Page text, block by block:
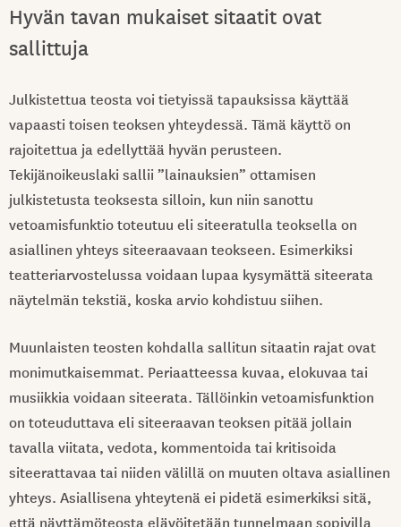
Hyvän tavan mukaiset sitaatit ovat
sallittuja
Julkistettua teosta voi tietyissä tapauksissa käyttää
vapaasti toisen teoksen yhteydessä. Tämä käyttö on
rajoitettua ja edellyttää hyvän perusteen.
Tekijänoikeuslaki sallii ”lainauksien” ottamisen
julkistetusta teoksesta silloin, kun niin sanottu
vetoamisfunktio toteutuu eli siteeratulla teoksella on
asiallinen yhteys siteeraavaan teokseen. Esimerkiksi
teatteriarvostelussa voidaan lupaa kysymättä siteerata
näytelmän tekstiä, koska arvio kohdistuu siihen.
Muunlaisten teosten kohdalla sallitun sitaatin rajat ovat
monimutkaisemmat. Periaatteessa kuvaa, elokuvaa tai
musiikkia voidaan siteerata. Tällöinkin vetoamisfunktion
on toteuduttava eli siteeraavan teoksen pitää jollain
tavalla viitata, vedota, kommentoida tai kritisoida
siteerattavaa tai niiden välillä on muuten oltava asiallinen
yhteys. Asiallisena yhteytenä ei pidetä esimerkiksi sitä,
että näyttämöteosta elävöitetään tunnelmaan sopivilla